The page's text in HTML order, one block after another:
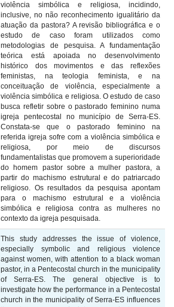
violência simbólica e religiosa, incidindo,
inclusive, no não reconhecimento igualitário da
atuação da pastora? A revisão bibliográfica e o
estudo de caso foram utilizados como
metodologias de pesquisa. A fundamentação
teórica está apoiada no desenvolvimento
histórico dos movimentos e das reflexões
feministas, na teologia feminista, e na
conceituação de violência, especialmente a
violência simbólica e religiosa. O estudo de caso
busca refletir sobre o pastorado feminino numa
igreja pentecostal no município de Serra-ES.
Constata-se que o pastorado feminino na
referida igreja sofre com a violência simbólica e
religiosa, por meio de discursos
fundamentalistas que promovem a superioridade
do homem pastor sobre a mulher pastora, a
partir do machismo estrutural e do patriarcado
religioso. Os resultados da pesquisa apontam
para o machismo estrutural e a violência
simbólica e religiosa contra as mulheres no
contexto da igreja pesquisada.
This study addresses the issue of violence,
especially symbolic and religious violence
against women, with attention to a black woman
pastor, in a Pentecostal church in the municipality
of Serra-ES. The general objective is to
investigate how the performance in a Pentecostal
church in the municipality of Serra-ES influences